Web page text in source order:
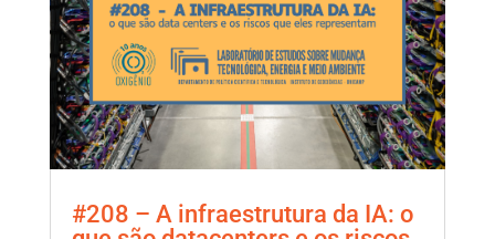
#208 – A infraestrutura da IA: o